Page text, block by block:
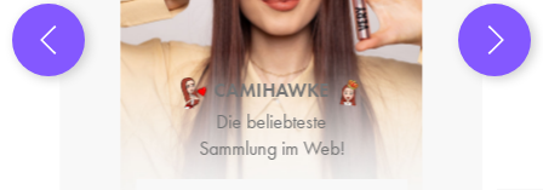
CAMIHAWKE
Die beliebteste
Sammlung im Web!